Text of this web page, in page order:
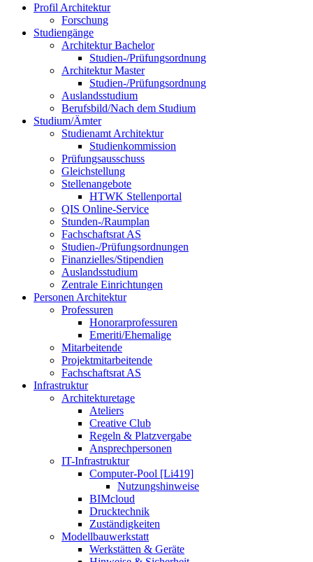
Profil Architektur
Forschung
Studiengänge
Architektur Bachelor
Studien-/Prüfungsordnung
Architektur Master
Studien-/Prüfungsordnung
Auslandsstudium
Berufsbild/Nach dem Studium
Studium/Ämter
Studienamt Architektur
Studienkommission
Prüfungsausschuss
Gleichstellung
Stellenangebote
HTWK Stellenportal
QIS Online-Service
Stunden-/Raumplan
Fachschaftsrat AS
Studien-/Prüfungsordnungen
Finanzielles/Stipendien
Auslandsstudium
Zentrale Einrichtungen
Personen Architektur
Professuren
Honorarprofessuren
Emeriti/Ehemalige
Mitarbeitende
Projektmitarbeitende
Fachschaftsrat AS
Infrastruktur
Architekturetage
Ateliers
Creative Club
Regeln & Platzvergabe
Ansprechpersonen
IT-Infrastruktur
Computer-Pool [Li419]
Nutzungshinweise
BIMcloud
Drucktechnik
Zuständigkeiten
Modellbauwerkstatt
Werkstätten & Geräte